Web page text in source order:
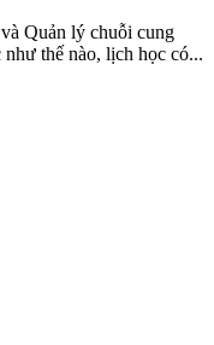
Quản lý chuỗi cung
thế nào, lịch học có...